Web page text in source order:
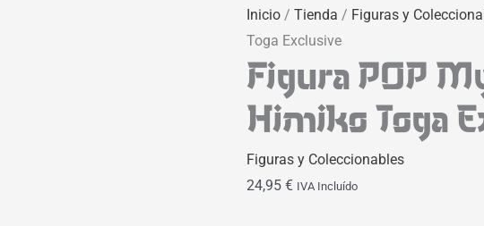
Inicio /Tienda / Figuras y
Toga Exclusive
Figura POP
Himiko Toga
Figuras y Coleccionables
24,95€ IVA Incluído